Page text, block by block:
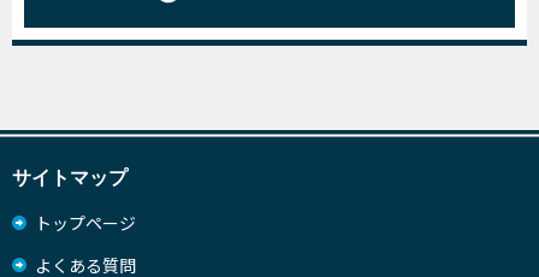
サイトマップ
トップページ
よくある質問